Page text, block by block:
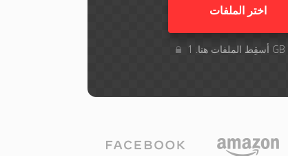
اختر الملفات